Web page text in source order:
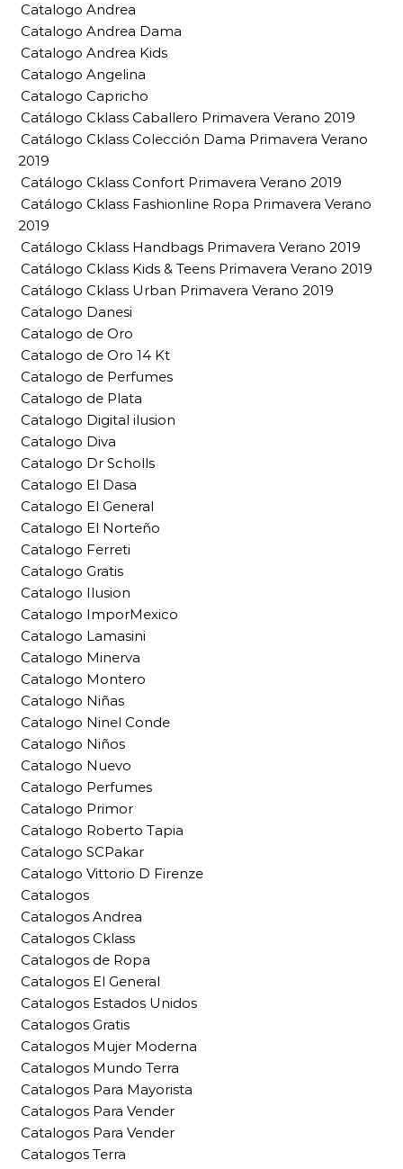
Catalogo Andrea
Catalogo Andrea Dama
Catalogo Andrea Kids
Catalogo Angelina
Catalogo Capricho
Catálogo Cklass Caballero Primavera Verano 2019
Catálogo Cklass Colección Dama Primavera Verano
2019
Catálogo Cklass Confort Primavera Verano 2019
Catálogo Cklass Fashionline Ropa Primavera Verano
2019
Catálogo Cklass Handbags Primavera Verano 2019
Catálogo Cklass Kids & Teens Primavera Verano 2019
Catálogo Cklass Urban Primavera Verano 2019
Catalogo Danesi
Catalogo de Oro
Catalogo de Oro 14 Kt
Catalogo de Perfumes
Catalogo de Plata
Catalogo Digital ilusion
Catalogo Diva
Catalogo Dr Scholls
Catalogo El Dasa
Catalogo El General
Catalogo El Norteño
Catalogo Ferreti
Catalogo Gratis
Catalogo Ilusion
Catalogo ImporMexico
Catalogo Lamasini
Catalogo Minerva
Catalogo Montero
Catalogo Niñas
Catalogo Ninel Conde
Catalogo Niños
Catalogo Nuevo
Catalogo Perfumes
Catalogo Primor
Catalogo Roberto Tapia
Catalogo SCPakar
Catalogo Vittorio D Firenze
Catalogos
Catalogos Andrea
Catalogos Cklass
Catalogos de Ropa
Catalogos El General
Catalogos Estados Unidos
Catalogos Gratis
Catalogos Mujer Moderna
Catalogos Mundo Terra
Catalogos Para Mayorista
Catalogos Para Vender
Catalogos Para Vender
Catalogos Terra